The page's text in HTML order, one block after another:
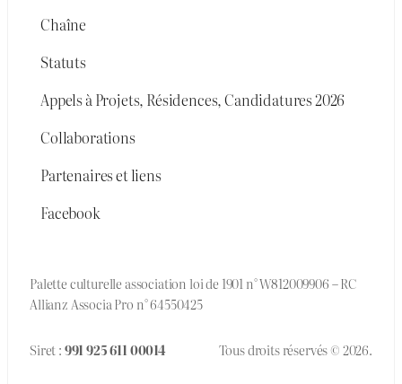
Chaîne
Statuts
Appels à Projets, Résidences, Candidatures 2026
Collaborations
Partenaires et liens
Facebook
Palette culturelle association loi de 1901 n° W812009906 – RC
Allianz Associa Pro n° 64550425
Siret :991 925 611 00014 Tous droits réservés © 2026.